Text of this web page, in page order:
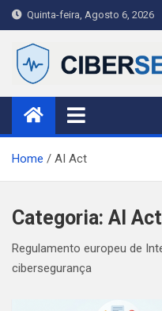
Skip
to
content
Quinta-feira, Agosto 6, 2026
Publicação portuguesa de
notícias, alertas e guias
profissionais.
Home
AI Act
Categoria: AI Act
Regulamento europeu de
cibersegurança